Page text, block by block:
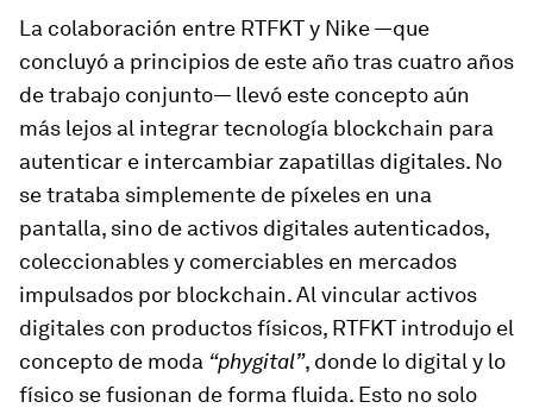
La colaboración entre RTFKT y Nike —que
concluyó a principios de este año tras cuatro años
de trabajo conjunto— llevó este concepto aún
más lejos al integrar tecnología blockchain para
autenticar e intercambiar zapatillas digitales. No
se trataba simplemente de píxeles en una
pantalla, sino de activos digitales autenticados,
coleccionables y comerciables en mercados
impulsados por blockchain. Al vincular activos
digitales con productos físicos, RTFKT introdujo el
concepto de moda “phygital”, donde lo digital y lo
físico se fusionan de forma fluida. Esto no solo